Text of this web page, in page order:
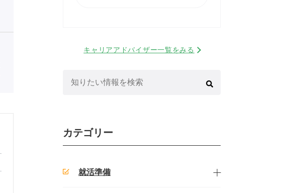
キャリアアドバイザー一覧をみる
カテゴリー
就活準備